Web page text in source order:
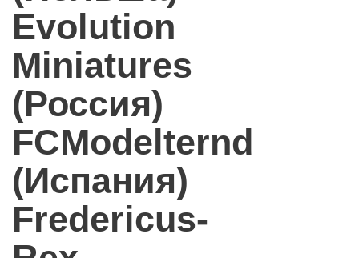
Evolution
Miniatures
(Россия)
FCModelternd
(Испания)
Fredericus-